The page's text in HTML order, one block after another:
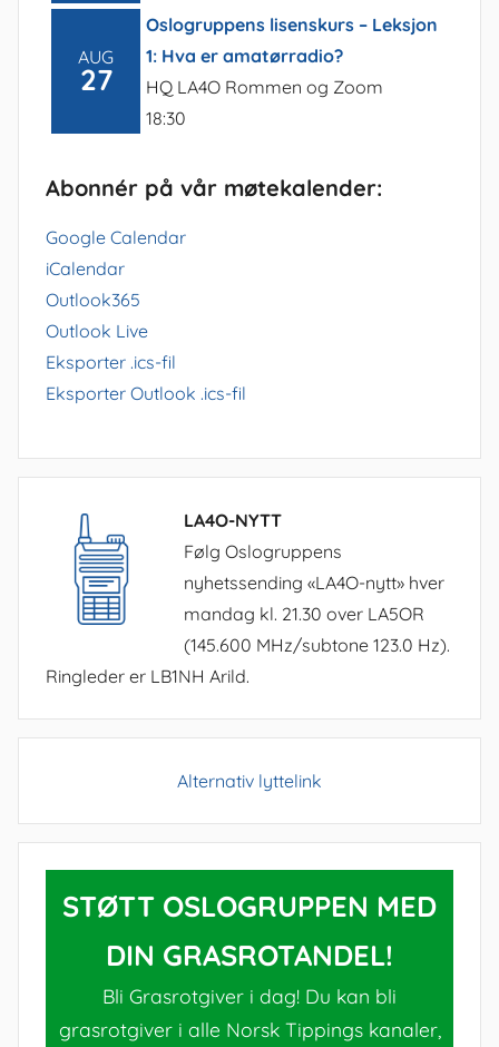
AUG
27
Oslogruppens lisenskurs – Leksjon
1: Hva er amatørradio?
HQ LA4O Rommen og Zoom
18:30
Abonnér på vår møtekalender:
Google Calendar
iCalendar
Outlook365
Outlook Live
Eksporter .ics-fil
Eksporter Outlook .ics-fil
LA4O-NYTT
Følg Oslogruppens
nyhetssending «LA4O-nytt» hver
mandag kl. 21.30 over LA5OR
(145.600 MHz/subtone 123.0 Hz).
Ringleder er LB1NH Arild.
Alternativ lyttelink
STØTT OSLOGRUPPEN MED
DIN GRASROTANDEL!
Bli Grasrotgiver i dag! Du kan bli
grasrotgiver i alle Norsk Tippings kanaler,